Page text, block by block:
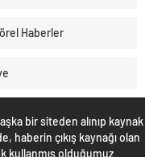
Haberler
bir siteden alınıp kaynak
haberin çıkış kaynağı olan
kullanmış olduğumuz